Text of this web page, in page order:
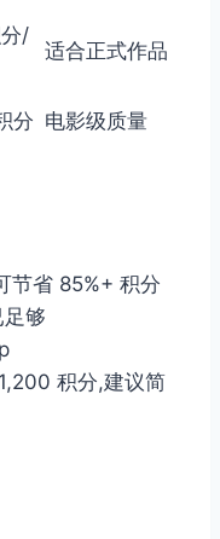
/
适合正式作品
分 电影级质量
节省 85%+ 积分
够
积分,建议简